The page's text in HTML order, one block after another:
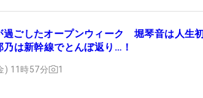
過ごしたオープンウィーク 堀琴音は人生
は新幹線でとんぼ返り…！
) 11時57分 1